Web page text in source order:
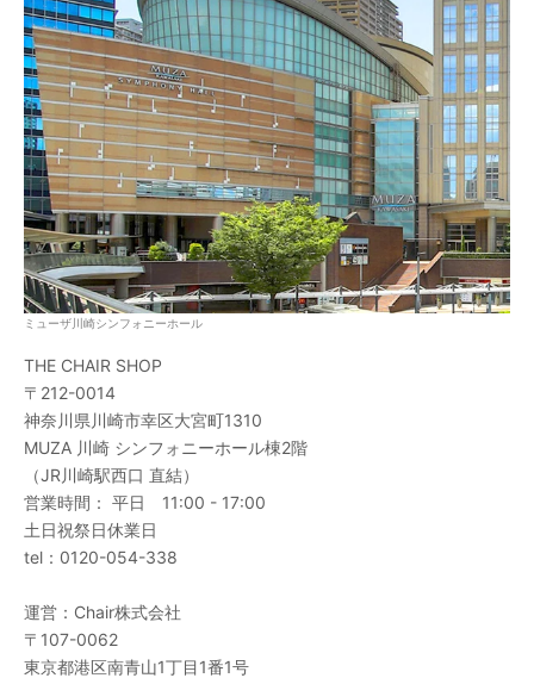
ミューザ川崎シンフォニーホール
THE CHAIR SHOP
〒212-0014
神奈川県川崎市幸区大宮町1310
MUZA 川崎 シンフォニーホール棟2階
（JR川崎駅西口 直結）
営業時間： 平日 11:00 - 17:00
土日祝祭日休業日
tel： 0120-054-338
運営： Chair株式会社
〒107-0062
東京都港区南青山1丁目1番1号